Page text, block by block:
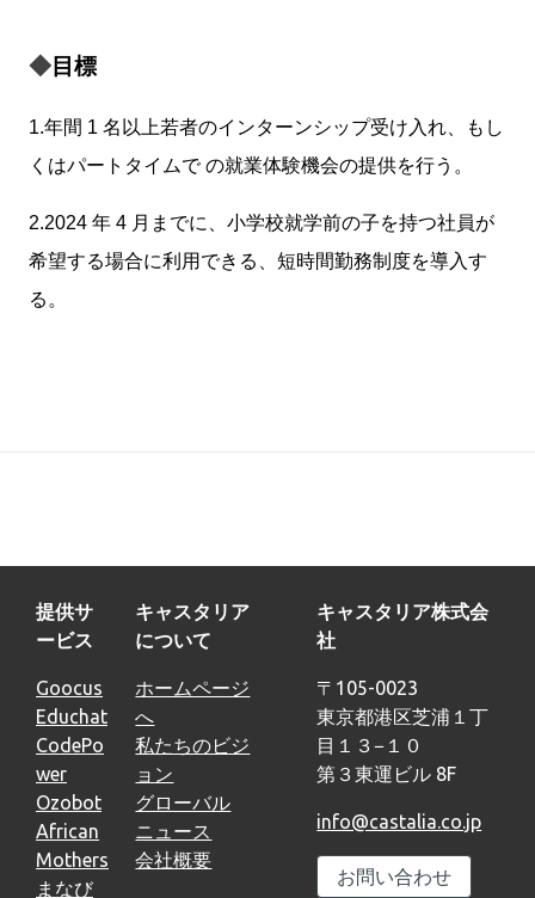
◆目標
1.年間 1 名以上若者のインターンシップ受け入れ、もし
くはパートタイムで の就業体験機会の提供を行う。
2.2024 年 4 月までに、小学校就学前の子を持つ社員が
希望する場合に利用できる、短時間勤務制度を導入す
る。
提供サ
ービス
Goocus
Educhat
CodePo
wer
Ozobot
African
Mothers
まなび
キャスタリア
について
ホームページ
へ
私たちのビジ
ョン
グローバル
ニュース
会社概要
キャスタリア株式会
社
〒105-0023
東京都港区芝浦１丁
目１３−１０
第３東運ビル 8F
info@castalia.co.jp
お問い合わせ